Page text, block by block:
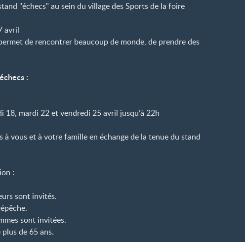
"échecs" au sein du village des Sports de la foire
avril
de rencontrer beaucoup de monde, de prendre des
:
18, mardi 22 et vendredi 25 avril jusqu’à 22h
vous et à votre famille en échange de la tenue du stand
:
sont invités.
sont invitées.
de 65 ans.